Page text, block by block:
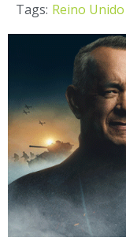
Tags: Reino Unido